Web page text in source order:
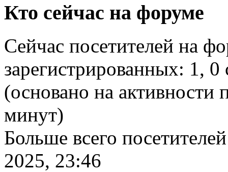
Кто сейчас на форуме
Сейчас посетителей на
зарегистрированных: 1,
(основано на активности
минут)
Больше всего
2025, 23:46